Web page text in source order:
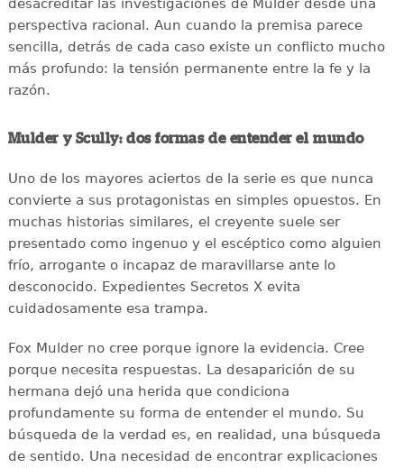
desacreditar las investigaciones de Mulder desde una
perspectiva racional. Aun cuando la premisa parece
sencilla, detrás de cada caso existe un conflicto mucho
más profundo: la tensión permanente entre la fe y la
razón.
Mulder y Scully: dos formas de entender el mundo
Uno de los mayores aciertos de la serie es que nunca
convierte a sus protagonistas en simples opuestos. En
muchas historias similares, el creyente suele ser
presentado como ingenuo y el escéptico como alguien
frío, arrogante o incapaz de maravillarse ante lo
desconocido. Expedientes Secretos X evita
cuidadosamente esa trampa.
Fox Mulder no cree porque ignore la evidencia. Cree
porque necesita respuestas. La desaparición de su
hermana dejó una herida que condiciona
profundamente su forma de entender el mundo. Su
búsqueda de la verdad es, en realidad, una búsqueda
de sentido. Una necesidad de encontrar explicaciones